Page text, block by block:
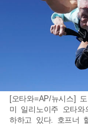
[오타와=AP/뉴시스]
미 일리노이주 오타
하하고 있다. 호프너